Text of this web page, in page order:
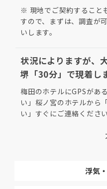
※ 現地でご契約すること
すので、まずは、調査が
いします。
状況によりますが、
堺「30分」で現着し
梅田のホテルにGPSがあ
い」桜ノ宮のホテルから
い」すぐにご連絡くださ
浮気